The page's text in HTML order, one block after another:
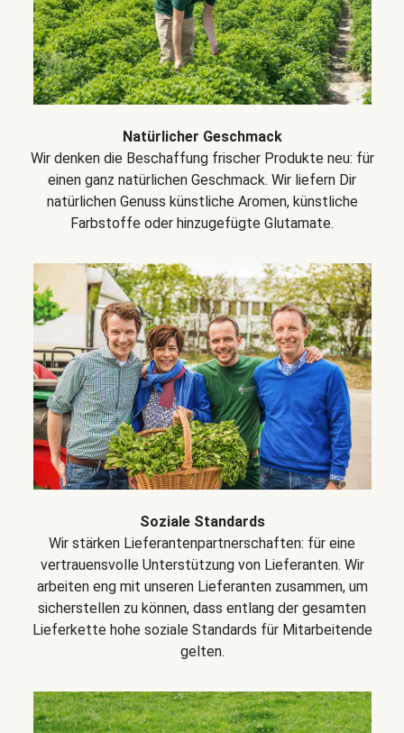
Natürlicher Geschmack
Wir denken die Beschaffung frischer Produkte neu: für
einen ganz natürlichen Geschmack. Wir liefern Dir
natürlichen Genuss künstliche Aromen, künstliche
Farbstoffe oder hinzugefügte Glutamate.
Soziale Standards
Wir stärken Lieferantenpartnerschaften: für eine
vertrauensvolle Unterstützung von Lieferanten. Wir
arbeiten eng mit unseren Lieferanten zusammen, um
sicherstellen zu können, dass entlang der gesamten
Lieferkette hohe soziale Standards für Mitarbeitende
gelten.